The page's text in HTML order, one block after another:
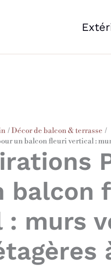
Décor de balcon & terrasse
un balcon fleuri vertical :
balcon
murs